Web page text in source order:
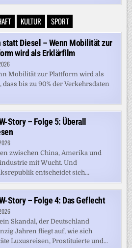
KULTUR SPORT
statt Diesel – Wenn Mobilität zur
wird als Erklärfilm
Mobilität zur Plattform wird als
bis zu 90% der Verkehrsdaten
Story – Folge 5: Überall
zwischen China, Amerika und
mit Wucht. Und
entscheidet sich...
Story – Folge 4: Das Geflecht
Skandal, der Deutschland
Jahren fliegt auf, wie sich
Luxusreisen, Prostituierte und...